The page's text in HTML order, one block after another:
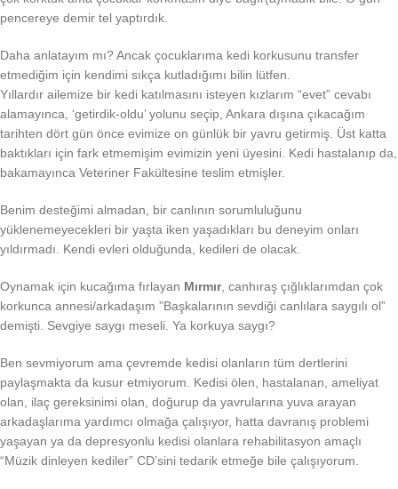
pencereye demir tel yaptırdık.
Daha anlatayım mı? Ancak çocuklarıma kedi korkusunu transfer
etmediğim için kendimi sıkça kutladığımı bilin lütfen.
Yıllardır ailemize bir kedi katılmasını isteyen kızlarım “evet” cevabı
alamayınca, ‘getirdik-oldu’ yolunu seçip, Ankara dışına çıkacağım
tarihten dört gün önce evimize on günlük bir yavru getirmiş. Üst katta
baktıkları için fark etmemişim evimizin yeni üyesini. Kedi hastalanıp da,
bakamayınca Veteriner Fakültesine teslim etmişler.
Benim desteğimi almadan, bir canlının sorumluluğunu
yüklenemeyecekleri bir yaşta iken yaşadıkları bu deneyim onları
yıldırmadı. Kendi evleri olduğunda, kedileri de olacak.
Oynamak için kucağıma fırlayan Mırmır, canhıraş çığlıklarımdan çok
korkunca annesi/arkadaşım ”Başkalarının sevdiği canlılara saygılı ol”
demişti. Sevgiye saygı meseli. Ya korkuya saygı?
Ben sevmiyorum ama çevremde kedisi olanların tüm dertlerini
paylaşmakta da kusur etmiyorum. Kedisi ölen, hastalanan, ameliyat
olan, ilaç gereksinimi olan, doğurup da yavrularına yuva arayan
arkadaşlarıma yardımcı olmağa çalışıyor, hatta davranış problemi
yaşayan ya da depresyonlu kedisi olanlara rehabilitasyon amaçlı
“Müzik dinleyen kediler” CD’sini tedarik etmeğe bile çalışıyorum.